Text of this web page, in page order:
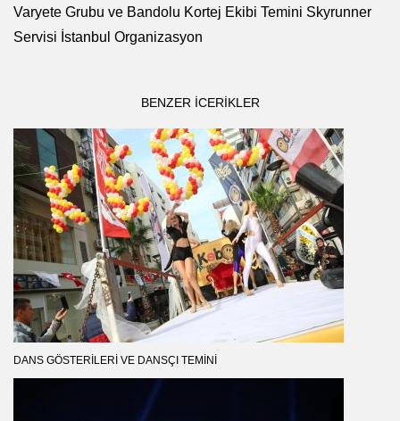
Varyete Grubu ve Bandolu Kortej Ekibi Temini Skyrunner
Servisi İstanbul Organizasyon
BENZER ICERIKLER
DANS GÖSTERILERI VE DANSÇI TEMINI